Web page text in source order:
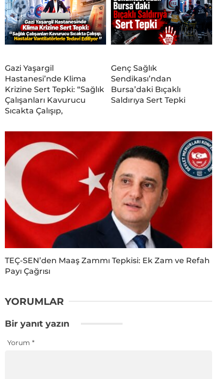
Gazi Yaşargil
Hastanesi’nde Klima
Krizine Sert Tepki: “Sağlık
Çalışanları Kavurucu
Sıcakta Çalışıp,
Genç Sağlık
Sendikası’ndan
Bursa’daki Bıçaklı
Saldırıya Sert Tepki
TEÇ-SEN’den Maaş Zammı Tepkisi: Ek Zam ve Refah
Payı Çağrısı
YORUMLAR
Bir yanıt yazın
Yorum *